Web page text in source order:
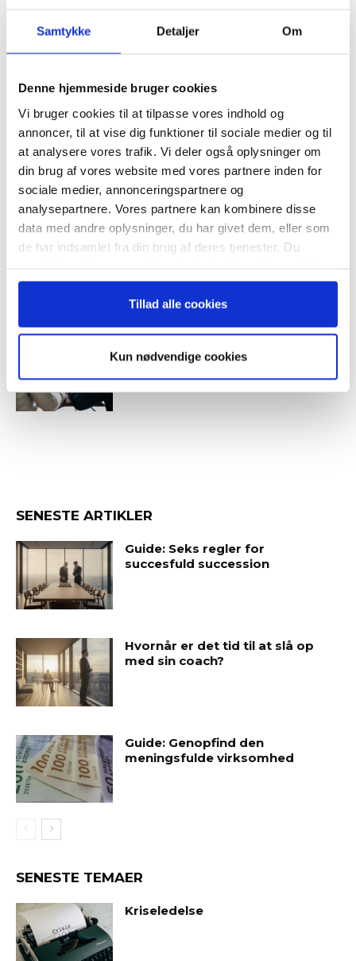
Samtykke Detaljer Om
Denne hjemmeside bruger cookies
Vi bruger cookies til at tilpasse vores indhold og
annoncer, til at vise dig funktioner til sociale medier og til
at analysere vores trafik. Vi deler også oplysninger om
din brug af vores website med vores partnere inden for
sociale medier, annonceringspartnere og
analysepartnere. Vores partnere kan kombinere disse
data med andre oplysninger, du har givet dem, eller som
de har indsamlet fra din brug af deres tjenester. Du
anvende vores hjemmeside.
Tillad alle cookies
Kun nødvendige cookies
kulturforandring
organisation
Strategy + business
RELATEREDE ARTIKLER
Guide: Genopfind den
Guide: Fem tegn på, at
topchefen er på vildspor
SENESTE ARTIKLER
Guide: Seks regler for
succesfuld succession
Hvornår er det tid til at slå op
med sin coach?
Guide: Genopfind den
meningsfulde virksomhed
SENESTE TEMAER
Kriseledelse
Tilmeld dig vores
nyhedsbrev
– og modtag Ole Borchs bog
“Succes i en dansk bestyrelse”
Bestyrelsesguidens ugentlige nyhedsbrev samt
Tilmeld